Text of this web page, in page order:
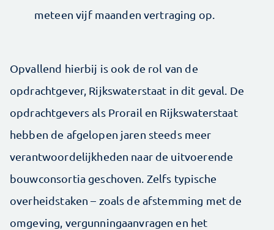
meteen vijf maanden vertraging op.
Opvallend hierbij is ook de rol van de
opdrachtgever, Rijkswaterstaat in dit geval. De
opdrachtgevers als Prorail en Rijkswaterstaat
hebben de afgelopen jaren steeds meer
verantwoordelijkheden naar de uitvoerende
bouwconsortia geschoven. Zelfs typische
overheidstaken – zoals de afstemming met de
omgeving, vergunningaanvragen en het